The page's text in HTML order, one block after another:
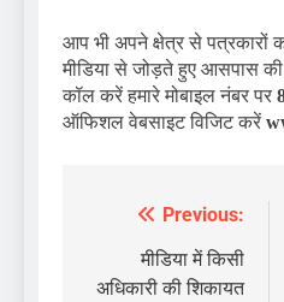
आप भी अपने क्षेत्र से
मीडिया से जोड़ते हुए आसपास
कॉल करें हमारे मोबाइल नंबर पर
ऑफिशल वेबसाइट विजिट करें
Post
navigation
Previous:
मीडिया में किसी
अधिकारी की शिकायत